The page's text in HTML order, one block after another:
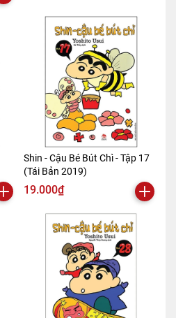
Shin - Cậu Bé Bút Chì - Tập 17
(Tái Bản 2019)
19.000₫